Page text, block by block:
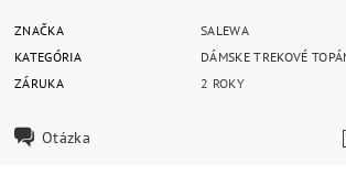
ZNAČKA
SALEWA
KATEGÓRIA
DÁMSKE TREKOVÉ
ZÁRUKA
2 ROKY
Otázka